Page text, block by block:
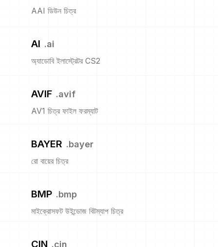
AAI ডিউন চিত্র
AI .ai
অ্যাডোবি ইলাস্ট্রেটর CS2
AVIF .avif
AV1 চিত্র ফাইল ফরম্যাট
BAYER .bayer
রো বায়ের চিত্র
BMP .bmp
মাইক্রোসফট উইন্ডোজ বিটম্যাপ চিত্র
CIN .cin